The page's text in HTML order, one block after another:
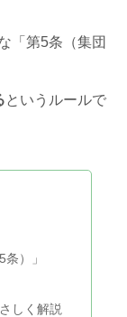
「第5条（集団
というルールで
）」
しく解説